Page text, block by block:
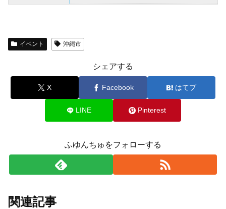
イベント 沖縄市
シェアする
X Facebook はてブ
LINE Pinterest
ふゆんちゅをフォローする
関連記事